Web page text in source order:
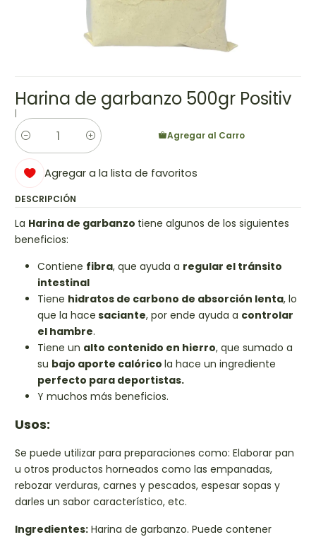
Harina de garbanzo 500gr Positiv
|
Cantidad
Agregar al Carro
Agregar a la lista de favoritos
DESCRIPCIÓN
La Harina de garbanzo tiene algunos de los siguientes
beneficios:
Contiene fibra, que ayuda a regular el tránsito
intestinal
Tiene hidratos de carbono de absorción lenta, lo
que la hace saciante, por ende ayuda a controlar
el hambre.
Tiene un alto contenido en hierro, que sumado a
su bajo aporte calórico la hace un ingrediente
perfecto para deportistas.
Y muchos más beneficios.
Usos:
Se puede utilizar para preparaciones como: Elaborar pan
u otros productos horneados como las empanadas,
rebozar verduras, carnes y pescados, espesar sopas y
darles un sabor característico, etc.
Ingredientes: Harina de garbanzo. Puede contener